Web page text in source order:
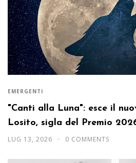
EMERGENTI
"Canti alla Luna": esce il
Losito, sigla del Premio
LUG 13, 2026 0 COMMENTS